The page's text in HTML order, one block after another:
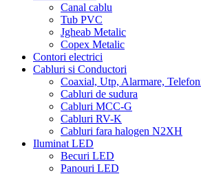
Canal cablu
Tub PVC
Jgheab Metalic
Copex Metalic
Contori electrici
Cabluri si Conductori
Coaxial, Utp, Alarmare,
Cabluri de sudura
Cabluri MCC-G
Cabluri RV-K
Cabluri fara halogen N2XH
Iluminat LED
Becuri LED
Panouri LED